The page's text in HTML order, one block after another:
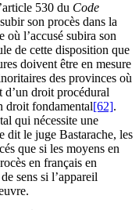
530 du Code
son procès dans la
l’accusé subira son
de cette disposition que
doivent être en mesure
des provinces où
d’un droit procédural
droit fondamental[62].
qui nécessite une
dit le juge Bastarache, les
que si les moyens en
en français en
sens si l’appareil